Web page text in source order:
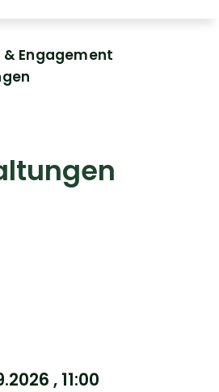
& Engagement
, 11:00